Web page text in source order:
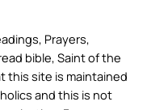
Prayers,
bible, Saint of the
this site is maintained
and this is not